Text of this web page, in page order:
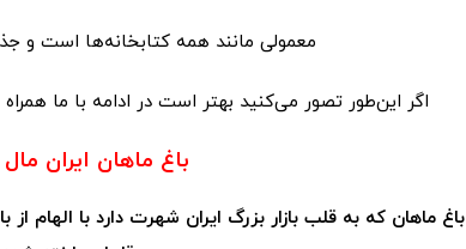
معمولی مانند همه کتابخانه‌ها است و
اگر این‌طور تصور می‌کنید بهتر است در ادامه با ما
باغ ماهان ایران مال
باغ ماهان که به قلب بازار بزرگ ایران شهرت دارد با الهام از